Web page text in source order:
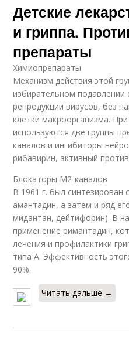
Детские
и гриппа.
препараты
Химиопрепараты
Механизм действия этой
избирательном подавлении
репродукции вирусов, без
клетки макроорганизма.
используются две группы
каналов и ингибиторы
рибавирин, активный
Блокаторы М2-каналов
В 1961 г. был
амантадин, а затем и ряд
мидантан, дейтифорин). В
применение римантадин,
лечения и профилактики
типа А. Эффективность
90%.
Читать дальше →